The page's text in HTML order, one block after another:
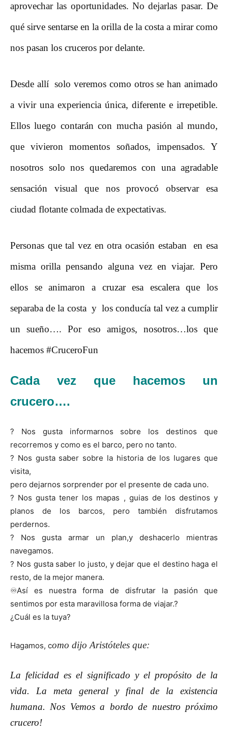
aprovechar las oportunidades. No dejarlas pasar. De
qué sirve sentarse en la orilla de la costa a mirar como
nos pasan los cruceros por delante.
Desde allí solo veremos como otros se han animado
a vivir una experiencia única, diferente e irrepetible.
Ellos luego contarán con mucha pasión al mundo,
que vivieron momentos soñados, impensados. Y
nosotros solo nos quedaremos con una agradable
sensación visual que nos provocó observar esa
ciudad flotante colmada de expectativas.
Personas que tal vez en otra ocasión estaban en esa
misma orilla pensando alguna vez en viajar. Pero
ellos se animaron a cruzar esa escalera que los
separaba de la costa y los conducía tal vez a cumplir
un sueño…. Por eso amigos, nosotros…los que
hacemos #CruceroFun
Cada vez que hacemos un
crucero….
? Nos gusta informarnos sobre los destinos que
recorremos y como es el barco, pero no tanto.
? Nos gusta saber sobre la historia de los lugares que
visita,
pero dejarnos sorprender por el presente de cada uno.
? Nos gusta tener los mapas , guias de los destinos y
planos de los barcos, pero también disfrutamos
perdernos.
? Nos gusta armar un plan,y deshacerlo mientras
navegamos.
? Nos gusta saber lo justo, y dejar que el destino haga el
resto, de la mejor manera.
♾Así es nuestra forma de disfrutar la pasión que
sentimos por esta maravillosa forma de viajar.?
¿Cuál es la tuya?
Hagamos, como dijo Aristóteles que:
La felicidad es el significado y el propósito de la
vida. La meta general y final de la existencia
humana. Nos Vemos a bordo de nuestro próximo
crucero!